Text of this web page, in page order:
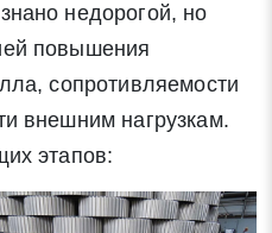
недорогой, но
повышения
сопротивляемости
внешним нагрузкам.
этапов: